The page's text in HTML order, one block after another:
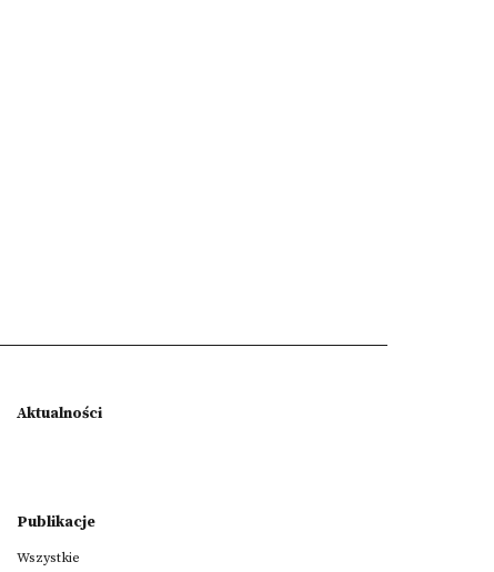
Aktualności
Publikacje
Wszystkie